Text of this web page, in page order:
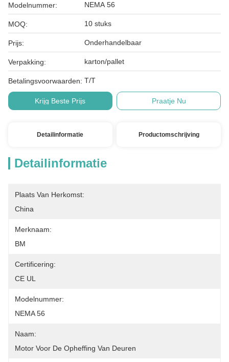
Modelnummer: NEMA 56
MOQ: 10 stuks
Prijs: Onderhandelbaar
Verpakking: karton/pallet
Betalingsvoorwaarden: T/T
Krijg Beste Prijs Praatje Nu
Detailinformatie Productomschrijving
Detailinformatie
Plaats Van Herkomst:
China
Merknaam:
BM
Certificering:
CE UL
Modelnummer:
NEMA 56
Naam:
Motor Voor De Opheffing Van Deuren